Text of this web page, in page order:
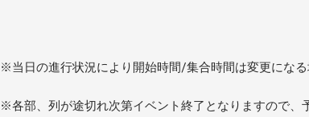
※当日の進行状況により開始時間/集合時間は変更になる
※各部、列が途切れ次第イベント終了となりますので、